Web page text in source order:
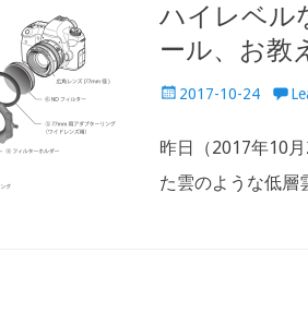
ハイレベル
ール、お教
Posted2017-10-24
昨日（2017年10
た雲のような低層